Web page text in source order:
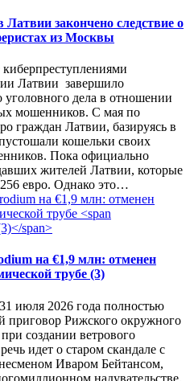
закончено следствие о
из Москвы
Латвии завершило
уголовного дела в отношении
мошенников. С мая по
граждан Латвии, базируясь в
кошельки своих
Пока официально
жителей Латвии, которые
евро. Однако это…
на €1,9 млн: отменен
трубе (3)
июля 2026 года полностью
приговор Рижского окружного
создании ветрового
идет о старом скандале с
Иваром Бейтансом,
надувательстве.